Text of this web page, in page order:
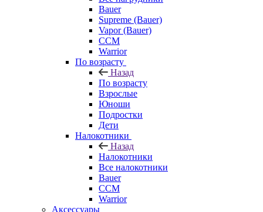
Bauer
Supreme (Bauer)
Vapor (Bauer)
CCM
Warrior
По возрасту
Назад
По возрасту
Взрослые
Юноши
Подростки
Дети
Налокотники
Назад
Налокотники
Все налокотники
Bauer
CCM
Warrior
Аксессуары